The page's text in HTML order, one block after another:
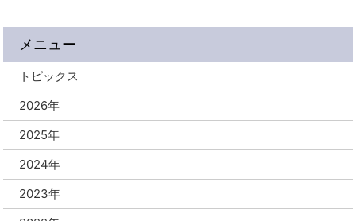
メニュー
トピックス
2026年
2025年
2024年
2023年